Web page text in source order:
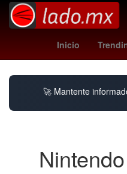
Inicio
🚀 Mantente